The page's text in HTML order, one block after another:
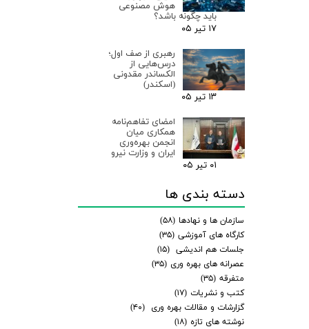
هوش مصنوعی
باید چگونه باشد؟
۱۷ تیر ۰۵
رهبری از صف اول؛
درس‌هایی از
الکساندر مقدونی
(اسکندر)
۱۳ تیر ۰۵
امضای تفاهم‌نامه
همکاری میان
انجمن بهره‌وری
ایران و وزارت نیرو
۰۱ تیر ۰۵
دسته بندی ها
سازمان ها و نهادها (۵۸)
کارگاه های آموزشی (۳۵)
جلسات هم اندیشی (۱۵)
عصرانه های بهره وری (۳۵)
متفرقه (۳۵)
کتب و نشریات (۱۷)
گزارشات و مقالات بهره وری
(۴۰)
نوشته های تازه (۱۸)